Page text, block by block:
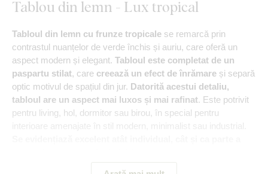
Tablou din lemn - Lux tropical
Tabloul din lemn cu frunze tropicale se remarcă prin
contrastul nuanțelor de verde închis și auriu, care oferă un
aspect modern și elegant. Tabloul este completat de un
paspartu stilat, care creează un efect de înrămare și separă
optic motivul de spațiul din jur. Datorită acestui detaliu,
tabloul are un aspect mai luxos și mai rafinat. Este potrivit
pentru living, hol, dormitor sau birou, în special pentru
interioare amenajate în stil modern, minimalist sau industrial.